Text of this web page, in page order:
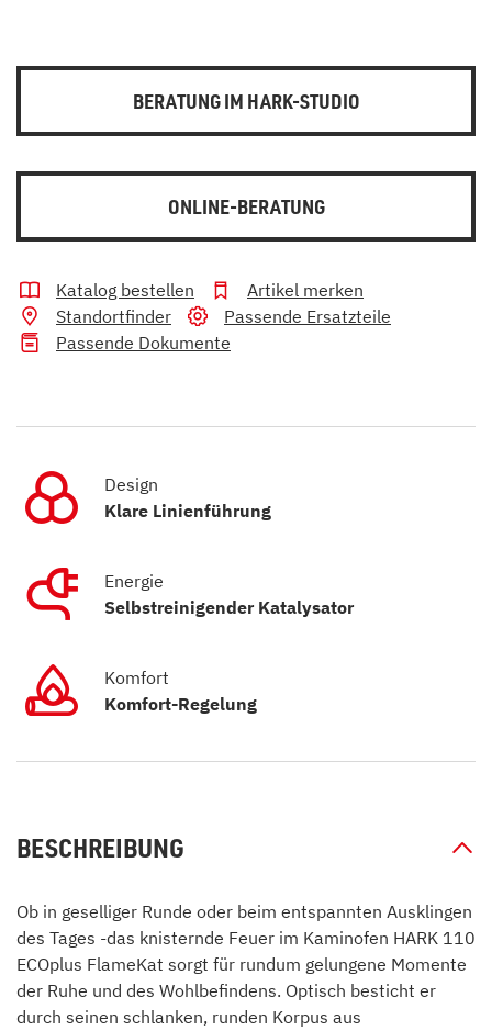
BERATUNG IM HARK-STUDIO
ONLINE-BERATUNG
Katalog bestellen
Artikel merken
Standortfinder
Passende Ersatzteile
Passende Dokumente
Design
Klare Linienführung
Energie
Selbstreinigender Katalysator
Komfort
Komfort-Regelung
BESCHREIBUNG
Ob in geselliger Runde oder beim entspannten Ausklingen
des Tages -das knisternde Feuer im Kaminofen HARK 110
ECOplus FlameKat sorgt für rundum gelungene Momente
der Ruhe und des Wohlbefindens. Optisch besticht er
durch seinen schlanken, runden Korpus aus